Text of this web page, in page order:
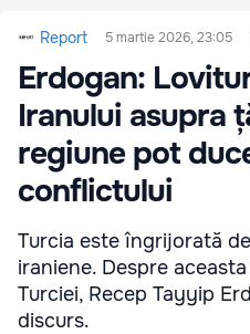
Report 5 martie 2026, 23:05
Erdogan:
Iranului asupra
regiune pot
conflictului
Turcia este îngrijorată
iraniene. Despre
Turciei, Recep Tayyip
discurs.